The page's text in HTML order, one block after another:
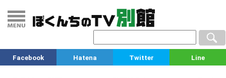
Facebook Hatena Twitter Line